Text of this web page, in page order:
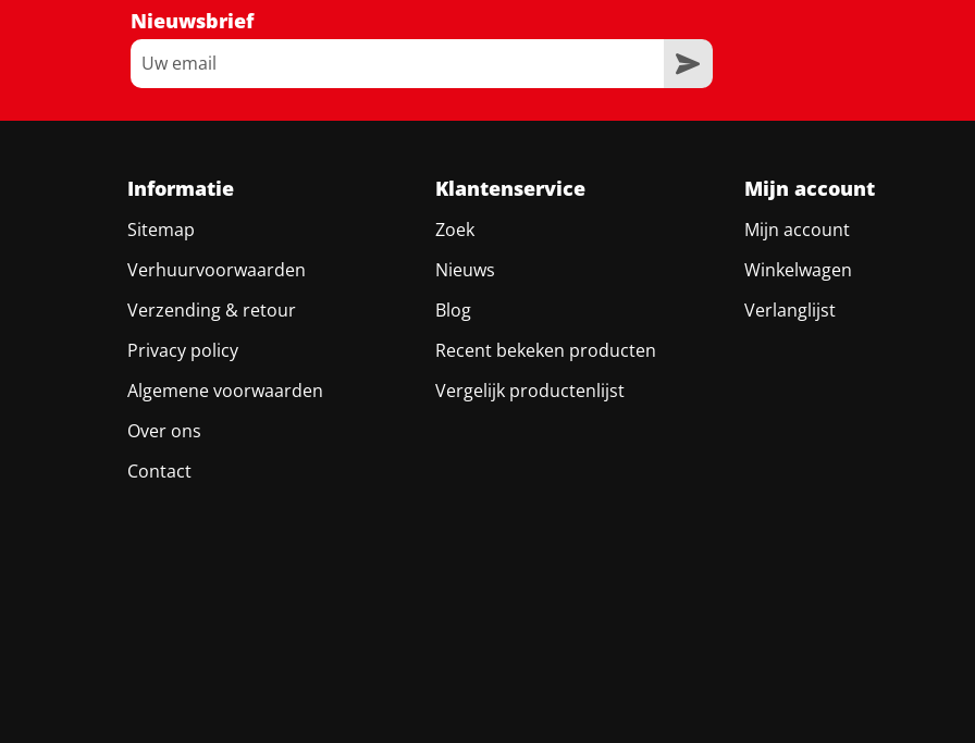
Nieuwsbrief
Informatie
Sitemap
Verhuurvoorwaarden
Verzending & retour
Privacy policy
Algemene voorwaarden
Over ons
Contact
Klantenservice
Zoek
Nieuws
Blog
Recent bekeken producten
Vergelijk productenlijst
Mijn account
Mijn account
Winkelwagen
Verlanglijst